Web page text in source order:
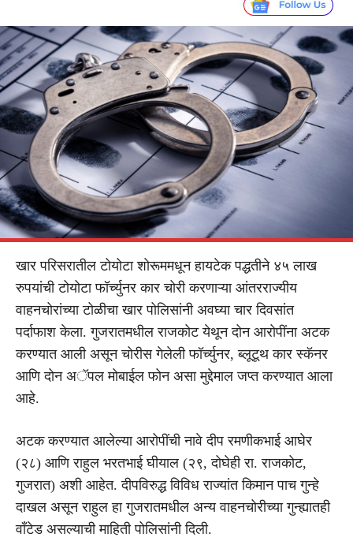
खार परिसरातील टोयोटा शोरूममधून हायटेक पद्धतीने ४५ लाख
रुपयांची टोयोटा फॉर्च्युनर कार चोरी करणाऱ्या आंतरराज्यीय
वाहनचोरांच्या टोळीचा खार पोलिसांनी अवघ्या चार दिवसांत
पर्दाफाश केला. गुजरातमधील राजकोट येथून दोन आरोपींना अटक
करण्यात आली असून चोरीस गेलेली फॉर्च्युनर, ब्लूटूथ कार स्कॅनर
आणि दोन अॅपल मोबाईल फोन असा मुद्देमाल जप्त करण्यात आला
आहे.
अटक करण्यात आलेल्या आरोपींची नावे दीप रमणीकभाई आघेर
(२८) आणि राहुल भरतभाई घीयाल (२९, दोघेही रा. राजकोट,
गुजरात) अशी आहेत. दीपविरुद्ध विविध राज्यांत किमान पाच गुन्हे
दाखल असून राहुल हा गुजरातमधील अन्य वाहनचोरीच्या गुन्ह्यातही
वाँटेड असल्याची माहिती पोलिसांनी दिली.